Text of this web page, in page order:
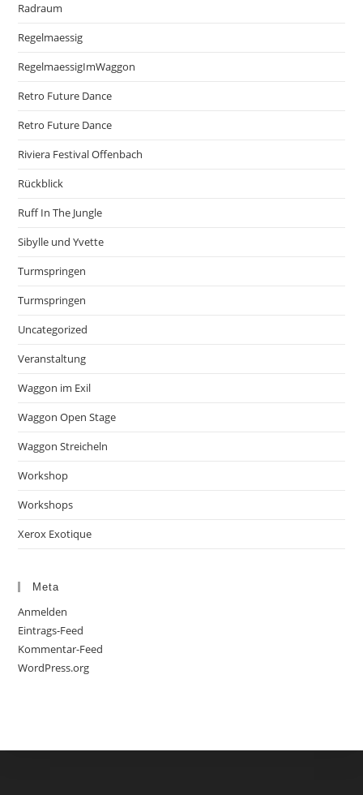
Radraum
Regelmaessig
RegelmaessigImWaggon
Retro Future Dance
Retro Future Dance
Riviera Festival Offenbach
Rückblick
Ruff In The Jungle
Sibylle und Yvette
Turmspringen
Turmspringen
Uncategorized
Veranstaltung
Waggon im Exil
Waggon Open Stage
Waggon Streicheln
Workshop
Workshops
Xerox Exotique
Meta
Anmelden
Eintrags-Feed
Kommentar-Feed
WordPress.org